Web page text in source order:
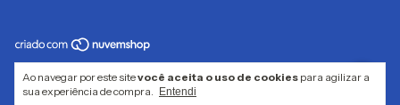
Ao navegar por este sitevocê aceita o uso de cookies para agilizar a
sua experiência de compra.
Entendi
Copyright CIRURGICA PORTO LTDA - 32332313000133 - 2026. Todos os
direitos reservados.